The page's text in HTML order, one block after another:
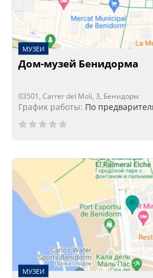
МУЗЕИ
Дом-музей Бенидорма
03501, Carrer del Moli, 3, Бенидорм
График работы: По
МУЗЕИ